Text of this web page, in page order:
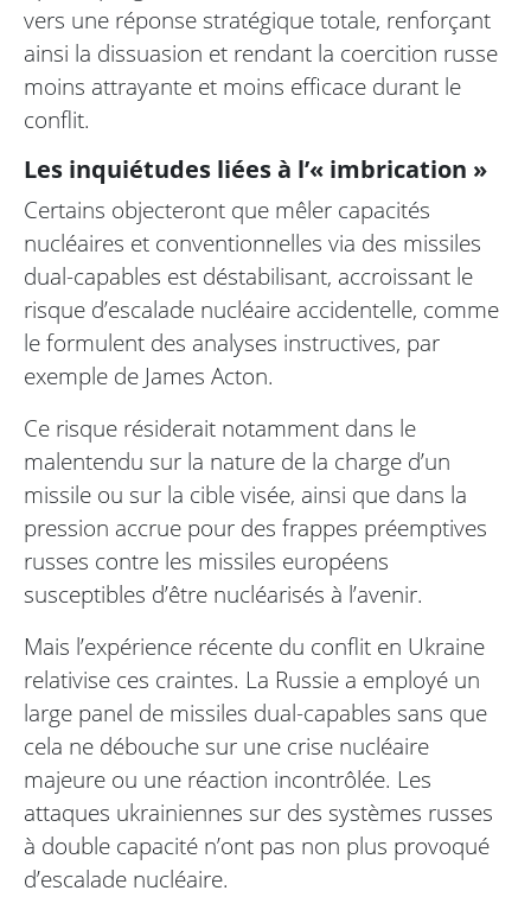
vers une réponse stratégique totale, renforçant
ainsi la dissuasion et rendant la coercition russe
moins attrayante et moins efficace durant le
conflit.
Les inquiétudes liées à l’« imbrication »
Certains objecteront que mêler capacités
nucléaires et conventionnelles via des missiles
dual-capables est déstabilisant, accroissant le
risque d’escalade nucléaire accidentelle, comme
le formulent des analyses instructives, par
exemple de James Acton.
Ce risque résiderait notamment dans le
malentendu sur la nature de la charge d’un
missile ou sur la cible visée, ainsi que dans la
pression accrue pour des frappes préemptives
russes contre les missiles européens
susceptibles d’être nucléarisés à l’avenir.
Mais l’expérience récente du conflit en Ukraine
relativise ces craintes. La Russie a employé un
large panel de missiles dual-capables sans que
cela ne débouche sur une crise nucléaire
majeure ou une réaction incontrôlée. Les
attaques ukrainiennes sur des systèmes russes
à double capacité n’ont pas non plus provoqué
d’escalade nucléaire.